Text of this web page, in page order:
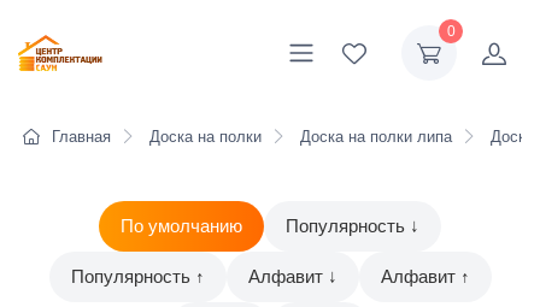
0
Главная Доска на полки Доска на полки липа Доска
По умолчанию Популярность ↓
Популярность ↑ Алфавит ↓ Алфавит ↑